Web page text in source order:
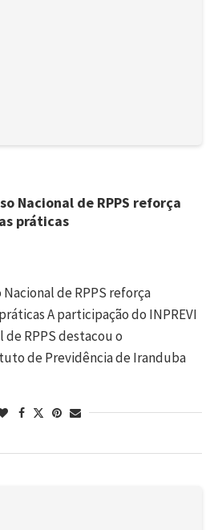
Nacional de RPPS reforça
práticas
Nacional de RPPS reforça
A participação do INPREVI
de RPPS destacou o
de Previdência de Iranduba